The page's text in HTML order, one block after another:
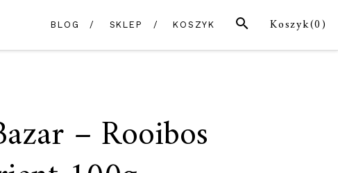
Koszyk(0)
SZUKAJ
BLOG SKLEP KOSZYK
– Rooibos